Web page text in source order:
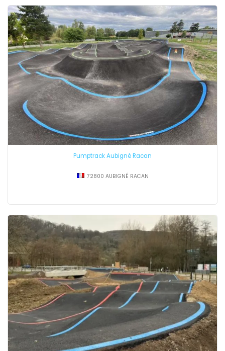
Pumptrack Aubigné Racan
72800 AUBIGNÉ RACAN